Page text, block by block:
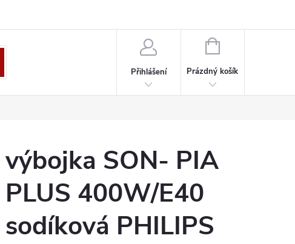
Bordeaux
Přihlášení
NÁKUPNÍ
Prázdný košík
výbojka SON- PIA
PLUS 400W/E40
sodíková PHILIPS